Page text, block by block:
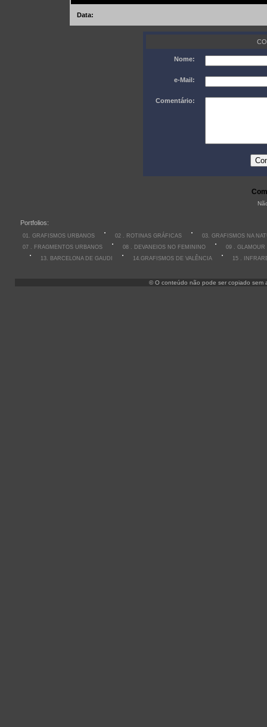
Data:
Nome:
e-Mail:
Comentário:
Portfolios:
01. GRAFISMOS URBANOS 02 . ROTINAS GRÁFICAS
03. GRAFISMOS NA
07 . FRAGMENTOS URBANOS
08 . DEVANEIOS NO FEMININO
09 . GLAMOUR
13. BARCELONA DE GAUDI
14.GRAFISMOS DE VALÊNCIA 15 .
© O conteúdo não pode ser copiado sem